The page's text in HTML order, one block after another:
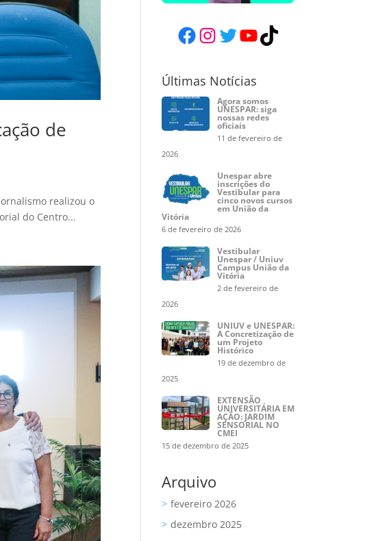
de
realizou o
do Centro...
Facebook
Instagram
Twitter
YouTube
TikTok
Últimas Notícias
Agora somos
UNESPAR: siga
nossas redes
oficiais
11 de fevereiro de
2026
Unespar abre
inscrições do
Vestibular para
cinco novos cursos
em União da
Vitória
6 de fevereiro de 2026
Vestibular
Unespar / Uniuv
Campus União da
Vitória
2 de fevereiro de
2026
UNIUV e UNESPAR:
A Concretização de
um Projeto
Histórico
19 de dezembro de
2025
EXTENSÃO
UNIVERSITÁRIA EM
AÇÃO: JARDIM
SENSORIAL NO
CMEI
15 de dezembro de 2025
Arquivo
fevereiro 2026
dezembro 2025